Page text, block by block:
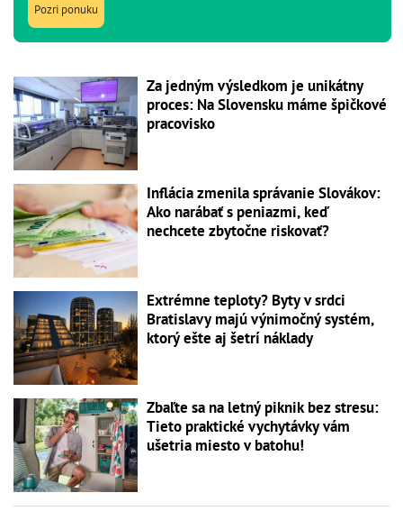
Pozri ponuku
Za jedným výsledkom je unikátny
proces: Na Slovensku máme špičkové
pracovisko
Inflácia zmenila správanie Slovákov:
Ako narábať s peniazmi, keď
nechcete zbytočne riskovať?
Extrémne teploty? Byty v srdci
Bratislavy majú výnimočný systém,
ktorý ešte aj šetrí náklady
Zbaľte sa na letný piknik bez stresu:
Tieto praktické vychytávky vám
ušetria miesto v batohu!